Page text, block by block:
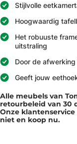
Stijlvolle
Hoogwaardig
Het robuuste
uitstraling
Door de
Geeft jouw
Alle meubels van
retourbeleid van 30
Onze
niet en koop nu.